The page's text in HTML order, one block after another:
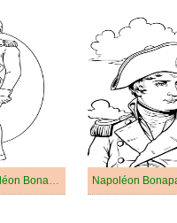
Dessin De Napoléon Bonaparte Imprimable